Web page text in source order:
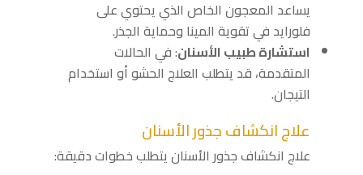
يساعد المعجون الخاص الذي يحتوي على
فلورايد في تقوية المينا وحماية الجذر.
استشارة طبيب الأسنان: في الحالات
المتقدمة، قد يتطلب العلاج الحشو أو استخدام
التيجان.
علاج انكشاف جذور الأسنان
علاج انكشاف جذور الأسنان يتطلب خطوات دقيقة: